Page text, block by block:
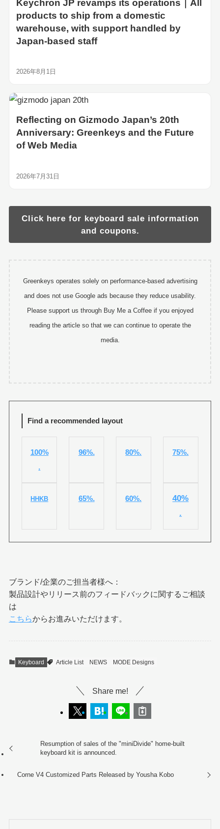
Keychron JP revamps its operations｜All
products to ship from a domestic
warehouse, with support handled by
Japan-based staff
2026年8月1日
Reflecting on Gizmodo Japan’s 20th
Anniversary: Greenkeys and the Future
of Web Media
2026年7月31日
Click here for keyboard sale information
and coupons.
Greenkeys operates solely on performance-based advertising
and does not use Google ads because they reduce usability.
Please support us through Buy Me a Coffee if you enjoyed
reading the article so that we can continue to operate the
media.
Find a recommended layout
100%
.
96%. 80%. 75%.
HHKB 65%. 60%.
40%
.
ブランド/企業のご担当者様へ：
製品設計やリリース前のフィードバックに関するご相談
は
こちらからお進みいただけます。
Keyboard Article List NEWS MODE Designs
Share me!
Resumption of sales of the "miniDivide" home-built
keyboard kit is announced.
Corne V4 Customized Parts Released by Yousha Kobo